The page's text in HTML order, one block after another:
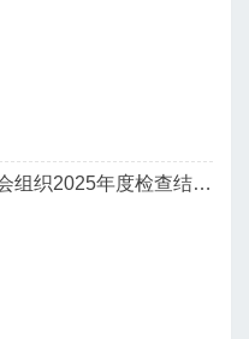
上海市普陀区民政局关于社会组织2025年度检查结果公告